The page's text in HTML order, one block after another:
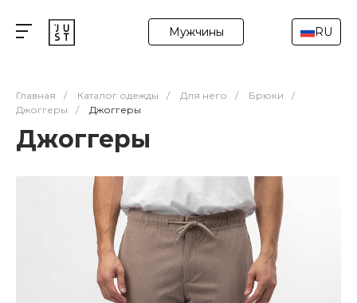
Мужчины RU
Главная / Каталог одежды / Для него / Брюки
/
Джоггеры
/ Джоггеры
Джоггеры